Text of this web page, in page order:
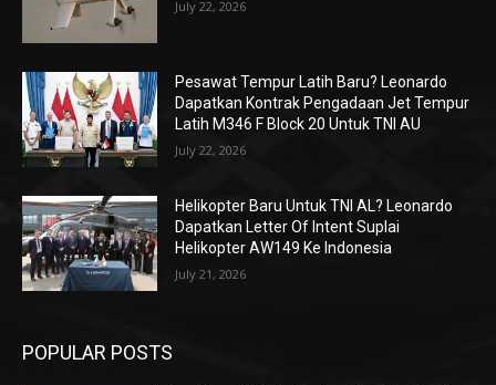
July 22, 2026
Pesawat Tempur Latih Baru? Leonardo
Dapatkan Kontrak Pengadaan Jet Tempur
Latih M346 F Block 20 Untuk TNI AU
July 22, 2026
Helikopter Baru Untuk TNI AL? Leonardo
Dapatkan Letter Of Intent Suplai
Helikopter AW149 Ke Indonesia
July 21, 2026
POPULAR POSTS